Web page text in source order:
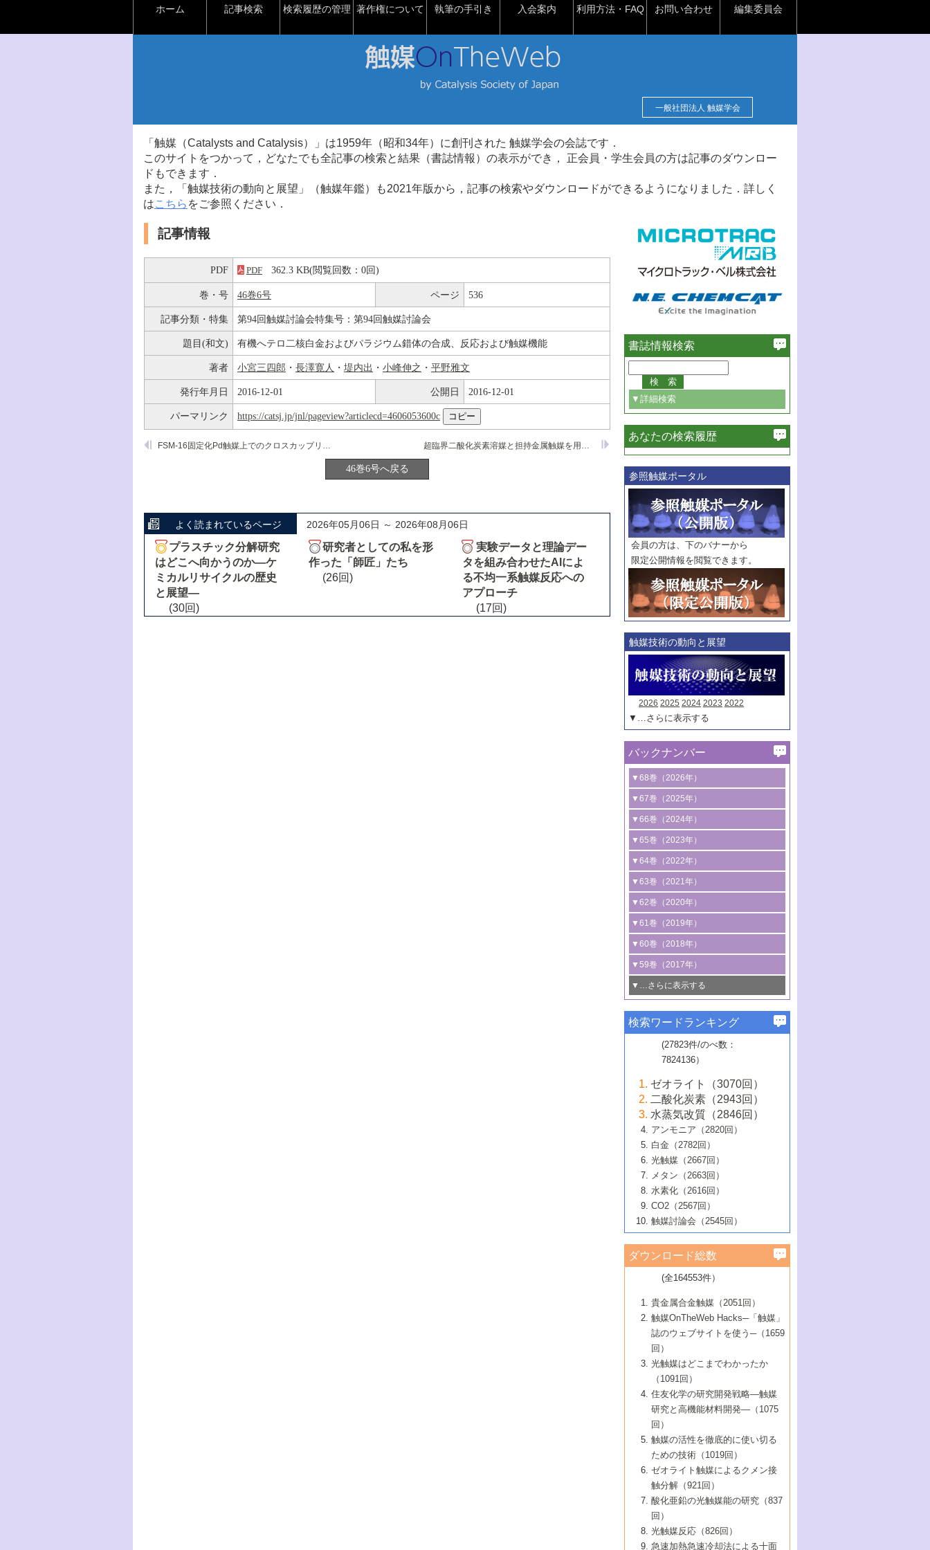
ホーム 記事検索 検索履歴の管理 著作権について 執筆の手引き 入会案内 利用方法・FAQ お問い合わせ 編集委員会
一般社団法人 触媒学会
「触媒（Catalysts and Catalysis）」は1959年（昭和34年）に創刊された 触媒学会の会誌です．
このサイトをつかって，どなたでも全記事の検索と結果（書誌情報）の表示ができ， 正会員・学生会員の方は記事のダウンロー
ドもできます．
また，「触媒技術の動向と展望」（触媒年鑑）も2021年版から，記事の検索やダウンロードができるようになりました．詳しく
はこちら をご参照ください．
記事情報
PDF PDF 362.3 KB(閲覧回数：0回)
巻・号 46巻6号 ページ 536
記事分類・特集 第94回触媒討論会特集号：第94回触媒討論会
題目(和文) 有機へテロ二核白金およびパラジウム錯体の合成、反応および触媒機能
著者 小宮三四郎 ・ 長澤寛人 ・ 堤内出 ・ 小峰伸之 ・ 平野雅文
発行年月日 2016-12-01 公開日 2016-12-01
パーマリンク https://catsj.jp/jnl/pageview?articlecd=4606053600c
超臨界二酸化炭素溶媒と担持金属触媒を用いたナフトール水素化反応
FSM-16固定化Pd触媒上でのクロスカップリング反応
46巻6号へ戻る
よく読まれているページ 2026年05月06日 ～ 2026年08月06日
プラスチック分解研究
はどこへ向かうのか―ケ
ミカルリサイクルの歴史
と展望―
(30回)
研究者としての私を形
作った「師匠」たち
(26回)
実験データと理論デー
タを組み合わせたAIによ
る不均一系触媒反応への
アプローチ
(17回)
書誌情報検索
▼詳細検索
必ず含む
巻・号指定
巻
号
範囲指定
巻
号～
巻
号
触媒年鑑
年度
記事種別
マーク：
マークあり
あなたの検索履歴
参照触媒ポータル
会員の方は、下のバナーから
限定公開情報を閲覧できます。
触媒技術の動向と展望
2026 2025 2024 2023 2022
▼…さらに表示する
バックナンバー
▼68巻（2026年）
1号 過酸化水素合成に関する研究動向
2号 コンピューター技術により加速する
触媒開発
3号 有機分子変換やCO 資源化のための
光触媒に関する最近の研究
B号 第137回触媒討論会（2026年）
▼67巻（2025年）
1号 CO
水素化によるグリーン燃料/グリ
ーンケミカル製造
2号 水素製造のための水分解技術に関す
る最近の研究
3号 オレフィン系樹脂の精密合成に関す
る最新技術
4号 アルコール類の効率的変換を実現す
る非貴金属触媒の研究動向
5号 ゼオライトの合成と応用における研
究動向
6号 ヘテロ接合界面
B号 第135回触媒討論会（2025年）
▼66巻（2024年）
1号 低次元ナノ構造を有する触媒材料
2号 規制反応場を活用した固体触媒研究
の新展開
3号 未踏分子変換を目指した酸化触媒プ
ロセスの最前線
4号 シンクロトロン放射光および中性子
線を利用した触媒解析技術の最先端
5号 単原子触媒
6号 参照触媒委員会からのお知らせ
B号 第133回触媒討論会（2023年）
▼65巻（2023年）
1号 炭素が関わる触媒機能
2号 プラスチックケミカルリサイクルの
ための触媒技術
3号 非酸化物系金属化合物を基盤とした
触媒材料の開発
4号 格子酸素・格子酸素欠陥を利用した
触媒反応
5号 生体触媒によるエネルギー変換反応
6号 窒素とリンの循環のための触媒・機
能性材料
▼64巻（2022年）
1号 合成ガス製造とCOを用いるケミカル
ズ合成の最新動向
2号 化学品合成のための合金触媒開発
3号 CO の排出削減および有効活用のた
めの触媒技術
4号 若手による情報発信企画～とびたて
若き触媒の研究者たち～（1）
若き触媒の研究者たち～（2）
6号 石油のノーブル・ユースを志向した
触媒技術
大学：オンライン・対面開催）
▼63巻（2021年）
1号 金触媒の新展開
2号 ペロブスカイト
3号 特殊反応場を利用した触媒的分子変
換反応
4号 多孔質材料を用いた触媒の新展開
5号 情報学的手法を用いた触媒開発
6号 カーボンニュートラルに向けた電解
技術
B号 第127回触媒討論会（2021年・オン
ライン開催(Zoom)のみ）
▼62巻（2020年）
1号 触媒設計を拓く欠陥構造のキャラク
タリゼーション
2号 機能化学品製造に資するクリーンな
触媒的酸化反応
3号 水処理のための触媒化学
4号 光触媒を用いた水分解の最新の研究
動向
5号 次世代の触媒プロセスを支えるマイ
6号 メタン転換技術の最新動向
B号 第125回触媒討論会（2020年・工学
院大学）
▼61巻（2019年）
1号 物質移動制御に着目した触媒プロセ
ス開発
2号 CO2 フリー水素サプライチェーンに
関わる触媒開発動向
3号 精密高分子合成に関する最近の研究
動向
4号 バイオマス化成品製造のための触媒
5号 固体触媒による含窒素有機化合物変
換の最前線
6号 貴金属使用量低減に向けた自動車排
ガス浄化触媒の開発
B号 第123回触媒討論会（2019年・大阪
▼60巻（2018年）
1号 固体酸触媒の最新の研究動向
2号 二酸化炭素からの有用化学品合成
3号 ナノ粒子・クラスター触媒の最前線
4号 60周年記念企画
5号 進化するゼオライト合成技術
6号 非貴金属系触媒における電気化学的
B号 第121回触媒討論会（2018年・東京
大学）
▼59巻（2017年）
1号 いたるところに，触媒
最先端技術
3号 無機分離膜材料の開発と触媒反応プ
ロセスへの適用
5号 水素のふるまいを解き明かす最先端
研究
6号 低級アルカンの有効利用のための触
媒技術
B号 第119回触媒討論会（2017年・首都
大学東京）
▼…さらに表示する
1号 ユニークな構造の高分子を生み出す触
2号 リグニンからの化成品製造に向けた触
媒技術
3号 触媒研究の最先端～とびたて若き研究
者たち～（1）
4号 触媒研究の最先端～とびたて若き研究
者たち～（2）
5号 触媒研究の最先端～とびたて若き研究
者たち～（3）
6号 イオニクス材料と燃料電池・電解合成
の最新の研究動向
B号 第117回触媒討論会（2016年・大阪府
立大学）
▼57巻（2015年）
1号 水素キャリアにかかわる触媒技術の新
2号 石油精製用触媒の最近の進展
3号 固体酸化物形燃料電池（SOFC）におけ
るアノード触媒上での燃料直接改質技術
4号 コアシェル構造の制御による触媒機能
5号 工業触媒およびその周辺技術の最近の
進歩
6号 ナノシート
B号 第115回触媒討論会（2015年・成蹊大
▼56巻（2014年）
2号 光触媒反応機構に関する最新の研究動
向
開発動向
4号 人工光合成に向けた近年のアプローチ
5号 未利用熱エネルギーの有効活用に貢献
する触媒技術
6号 ポリオキソメタレート
B号 第113回触媒討論会（2014年・ロワジ
ールホテル豊橋）
1号 高耐久性燃料電池システム用触媒にお
ける新展開
2号 リビングラジカル重合の最近の動向
3号 天然ガスの化学工業的展開に関する触
媒技術
4号 貴金属触媒の精密構造制御とその活用
5号 バイオマス化成品製造のための固体触
6号 ナノ空間─吸着状態解析から新機能開拓
B号 第111回触媒討論会（2013年・関西大
▼54巻（2012年）
1号 規則性多孔体の利用技術における最近
の進歩
2号 第109回触媒討論会
3号 貴金属低減技術の最新動向
4号 貴金属代替技術の最新動向
5号 光触媒による物質変換反応の新展開
6号 グラフェン
7号 水素を利用する化成品合成の新潮流
▼53巻（2011年）
1号 金属学から見る合金触媒の新展開
2号 第107回触媒討論会
3号 触媒のその場観察法の進歩（１）
4号 触媒のその場観察法の進歩（２）
5号 不活性結合の触媒的活性化による有機
合成
6号 新しい固体酸触媒技術
7号 ゼオライト合成における最近の進歩
▼52巻（2010年）
1号 触媒の劣化対策と長寿命触媒開発
2号 第105回触媒討論会
3号 ナノ構造が拓く新機能
4号 活性サイトおよびその環境の精密な設
計による触媒の高機能化
5号 触媒を有効に使うための技術
7号 有機分子触媒による精密有機合成
8号 高機能化ポリオレフィンに向けた重合
触媒の最近の進展
1号 炭素材料－熱い注目を集める材料－
2号 第103回触媒討論会
3号 環境浄化用光触媒の現状と課題
4号 水素社会の実現に向けた水素製造・貯
蔵技術の進歩
5号 CO2が関わる触媒・材料
7号 持続可能社会実現のための触媒および
触媒関連技術
▼50巻（2008年）
1号 触媒化学と学会のこの10年，半世紀，
そして未来
2号 第101回触媒討論会
4号 錯体を利用したユニークな表面構造の
構築と機能
5号 若手会員による触媒研究の未来展望1：
企業編
6号 第102回触媒討論会
7号 触媒・化学反応における計算化学の進
8号 若手研究者による触媒研究の未来展望
2：大学・研究所編
▼49巻（2007年）
1号 含フッ素化合物の合成と触媒
2号 第99回触媒討論会
3号 実用的ファインケミカル合成プロセス
を実現する触媒
5号 こんな物質，あんな物質―新たな触媒
の可能性―
7号 『結晶の化学』を活かした触媒研究
8号 イオン液体の応用
▼48巻（2006年）
1号 固体酸触媒の最近の進歩
2号 第97回触媒討論会
3号 リビング重合触媒の最近の展開
5号 水素製造・貯蔵のための触媒技術の新
しい展開
6号 第98回触媒討論会
7号 基礎化学品製造の触媒技術
8号 多機能型リアクター
1号 最近の触媒担体とその効果
2号 第95回触媒討論会
4号 水分解用光触媒材料
5号 時間分解分光の進歩と応用
6号 第96回触媒討論会
8号 超臨界流体を用いた化学プロセスの新
▼46巻（2004年）
1号 部分酸化反応触媒の最前線
2号 第93回触媒討論会
3号 特殊エネルギー場の触媒反応
4号 生体内における金属の触媒作用
5号 ファインケミカルズの展開に寄与する
6号 第94回触媒討論会
7号 サブナノレベルでみた新しい表面現象
8号 オレフィン重合触媒の新たな展
▼45巻（2003年）
1号 なぜこの触媒が良いのか？
2号 第91回触媒討論会
3号 最近の自動車排ガス処理技術
4号 触媒研究の現状と将来─第90回触媒討論
5号 基礎化学品製造の触媒技術
6号 第92回触媒討論会
7号 基礎化学品製造の触媒技術
8号 資源の循環と触媒技術
▼44巻（2002年）
1号 高次制御された触媒の化学
2号 第89回触媒討論会
3号 触媒を利用した電気化学の新展開
4号 ナノ材料の調製と機能化
5号 こんな触媒が欲しい
6号 第90回触媒討論会
7号 触媒研究と学術雑誌/情報
8号 若い世代からみた触媒化学の現状と未
▼43巻（2001年）
1号 グリーンケミストリーと触媒
2号 第87回触媒討論会特集号
3号 生体触媒とバイオプロセス
4号 水素製造・利用の触媒化学
5号 触媒研究における新しい切り口：コン
ビナトリアルケミストリー
6号 第88回触媒討論会特集号
7号 企業における触媒研究のブレークスル
8号 この材料を触媒として使ってみません
▼42巻（2000年）
1号 触媒反応工学の明日を拓く
2号 第85回触媒討論会
3号 反応ダイナミクス
5号 触媒のおもしろさをどのように伝える
6号 第86回触媒討論会
7号 水素化精製触媒の新しい展開
8号 新しい反応性と機能性を目指した金属
クラスタ-化学
▼41巻（1999年）
1号 孔、穴、あな?-特異な空間とその利用-
2号 第83回触媒討論会
3号 均一系触媒反応最前線
4号 実用炭素材料の新展開
5号 研究の方法論を考える
7号 機能性金属材料と触媒
8号 触媒研究へのNMRの応用と展望
▼40巻（1998年）
進展と21世紀への提言/創立40周年記念・触
媒学会この10年の歩みとこれから/創立40周
2号 第81回触媒討論会
3号 計算機触媒化学へのさそい
4号 触媒劣化の制御と予測
5号 最新の実用プロセスと触媒
6号 第82回触媒討論会
1号 均一系と不均一系触媒反応-その特徴と
接点
2号 第79回触媒討論会
3号 最新NO除去触媒の実用化研究
4号 新しい反応場を目指した触媒調製
5号 反応・分離技術の新しい展開
6号 第80回触媒討論会
▼38巻（1996年）
1号 触媒の構造と触媒作用/C1化学を中心と
する21世紀への触媒
3号 オリンピックメダル:金・銀・銅はどん
な触媒作用を示すか
4号 触媒作用における機能の複合化
▼37巻（1995年）
1号 ファインケミカルズと固体触媒
2号 第75回触媒討論会
3号 希土類を利用した触媒
4号 触媒とリサイクル
5号 エネルギー変換触媒
▼36巻（1994年）
1号 電気化学と触媒
2号 第73回触媒討論会
3号 C4化学の展開
4号 《通常号》
▼35巻（1993年）
1号 工業触媒開発マニュアル―探索から工
業化まで
2号 第71回触媒討論会
▼34巻（1992年）
1号 インパクトを与えたこの研究
2号 第69回触媒討論会
▼33巻（1991年）
1号 触媒プロセス開発マニュアル―探索か
▼32巻（1990年）
検索ワードランキング
(27823件/のべ数：
7824136）
ゼオライト（3070回）
二酸化炭素（2943回）
水蒸気改質（2846回）
アンモニア（2820回）
白金（2782回）
光触媒（2667回）
メタン（2663回）
水素化（2616回）
CO2（2567回）
触媒討論会（2545回）
ダウンロード総数
(全164553件）
貴金属合金触媒（2051回）
触媒OnTheWeb Hacks─「触媒」
誌のウェブサイトを使う─（1659
回）
光触媒はどこまでわかったか
（1091回）
住友化学の研究開発戦略―触媒
研究と高機能材料開発―（1075
回）
触媒の活性を徹底的に使い切る
ための技術（1019回）
ゼオライト触媒によるクメン接
触分解（921回）
酸化亜鉛の光触媒能の研究（837
回）
光触媒反応（826回）
急速加熱急速冷却法による十面